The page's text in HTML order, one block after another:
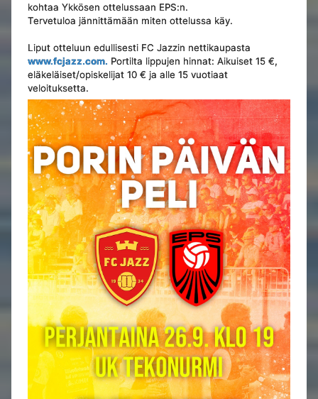
kohtaa Ykkösen ottelussaan EPS:n.
Tervetuloa jännittämään miten ottelussa käy.
Liput otteluun edullisesti FC Jazzin nettikaupasta
www.fcjazz.com. Portilta lippujen hinnat: Aikuiset 15 €,
eläkeläiset/opiskelijat 10 € ja alle 15 vuotiaat
veloituksetta.